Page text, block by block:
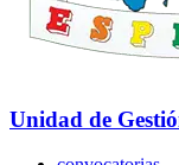
Unidad de